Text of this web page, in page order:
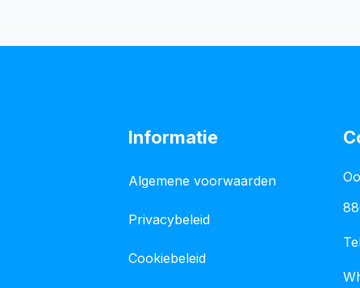
Informatie
Algemene voorwaarden
Privacybeleid
Cookiebeleid